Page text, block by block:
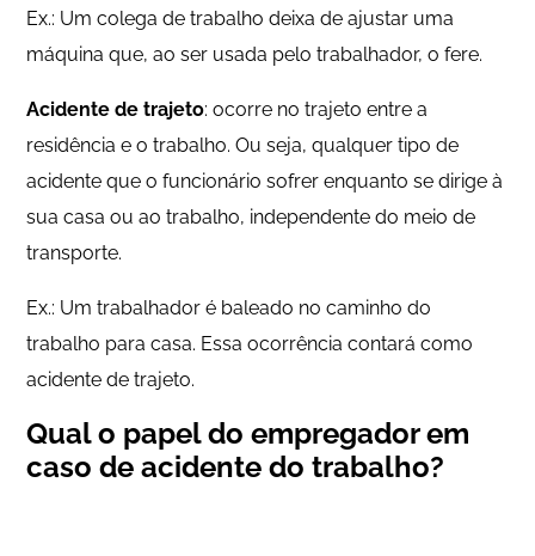
Ex.: Um colega de trabalho deixa de ajustar uma
máquina que, ao ser usada pelo trabalhador, o fere.
Acidente de trajeto: ocorre no trajeto entre a
residência e o trabalho. Ou seja, qualquer tipo de
acidente que o funcionário sofrer enquanto se dirige à
sua casa ou ao trabalho, independente do meio de
transporte.
Ex.: Um trabalhador é baleado no caminho do
trabalho para casa. Essa ocorrência contará como
acidente de trajeto.
Qual o papel do empregador em
caso de acidente do trabalho?